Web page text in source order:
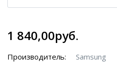
1 840,00руб.
Производитель: Samsung